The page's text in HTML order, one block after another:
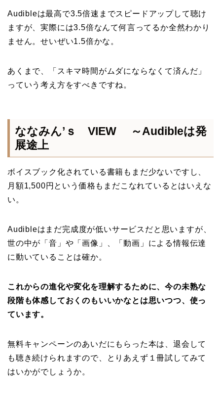
Audibleは最高で3.5倍速までスピードアップして聴け
ますが、実際には3.5倍なんて何言ってるか全然わかり
ません。せいぜい1.5倍かな。
あくまで、「スキマ時間がムダにならなくて済んだ」
っていう考え方をすべきですね。
ななみん’ｓ VIEW ～Audibleは発
展途上
ボイスブック化されている書籍もまだ少ないですし、
月額1,500円という価格もまだこなれているとはいえな
い。
Audibleはまだ完成度が低いサービスだと思いますが、
世の中が「音」や「画像」、「動画」による情報伝達
に動いていることは確か。
これからの進化や変化を理解するために、今の未熟な
段階も体感しておくのもいいかなとは思いつつ、使っ
ています。
無料キャンペーンのあいだにもらった本は、退会して
も聴き続けられますので、とりあえず１冊試してみて
はいかがでしょうか。